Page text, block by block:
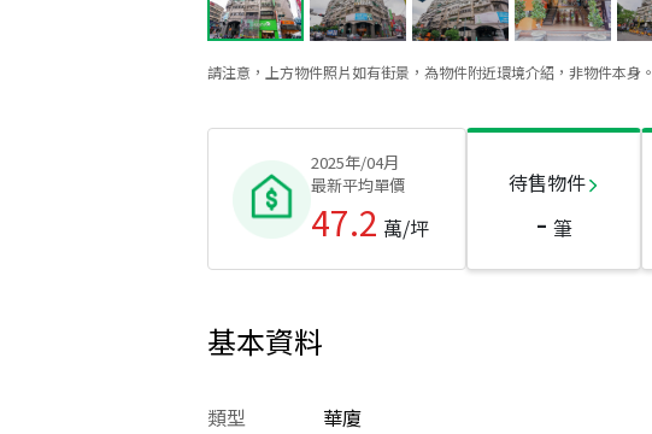
請注意，上方物件照片如有街景，為物件附近環境介紹，非物件本身。
2025年/04月
最新平均單價
47.2 萬/坪
待售物件
- 筆
基本資料
類型
華廈